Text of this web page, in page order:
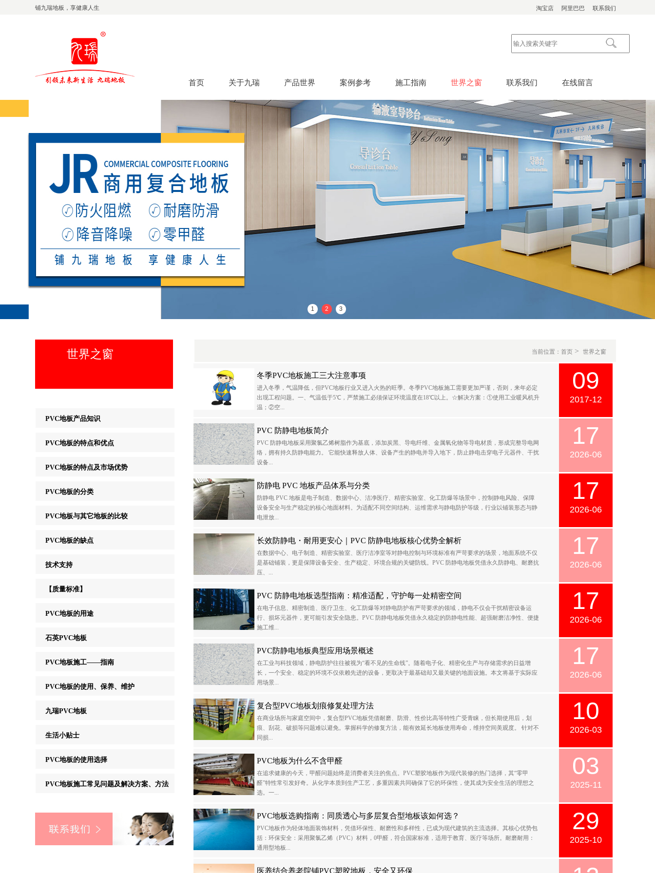
铺九瑞地板，享健康人生 淘宝店 阿里巴巴 联系我们
首页 关于九瑞 产品世界 案例参考 施工指南 世界之窗 联系我们 在线留言
1 2 3
世界之窗
PVC地板产品知识
PVC地板的特点和优点
PVC地板的特点及市场优势
PVC地板的分类
PVC地板与其它地板的比较
PVC地板的缺点
技术支持
【质量标准】
PVC地板的用途
石英PVC地板
PVC地板施工——指南
PVC地板的使用、保养、维护
九瑞PVC地板
生活小贴士
PVC地板的使用选择
PVC地板施工常见问题及解决方案、方法
世界之窗
当前位置： 首页 >
冬季PVC地板施工三大注意事项
进入冬季，气温降低，但PVC地板行业又进入火热的旺季。冬季PVC地板施工需要更加严谨，否则，来年必定
出现工程问题。一、气温低于5℃，严禁施工必须保证环境温度在18℃以上。☆解决方案：①使用工业暖风机升
温；②空...
09
2017-12
PVC 防静电地板简介
PVC 防静电地板采用聚氯乙烯树脂作为基底，添加炭黑、导电纤维、金属氧化物等导电材质，形成完整导电网
络，拥有持久防静电能力。 它能快速释放人体、设备产生的静电并导入地下，防止静电击穿电子元器件、干扰
设备...
17
2026-06
防静电 PVC 地板产品体系与分类
防静电 PVC 地板是电子制造、数据中心、洁净医疗、精密实验室、化工防爆等场景中，控制静电风险、保障
设备安全与生产稳定的核心地面材料。为适配不同空间结构、运维需求与静电防护等级，行业以铺装形态与静
电泄放...
17
2026-06
长效防静电・耐用更安心｜PVC 防静电地板核心优势全解析
在数据中心、电子制造、精密实验室、医疗洁净室等对静电控制与环境标准有严苛要求的场景，地面系统不仅
是基础铺装，更是保障设备安全、生产稳定、环境合规的关键防线。PVC 防静电地板凭借永久防静电、耐磨抗
压、...
17
2026-06
PVC 防静电地板选型指南：精准适配，守护每一处精密空间
在电子信息、精密制造、医疗卫生、化工防爆等对静电防护有严苛要求的领域，静电不仅会干扰精密设备运
行、损坏元器件，更可能引发安全隐患。PVC 防静电地板凭借永久稳定的防静电性能、超强耐磨洁净性、便捷
施工维...
17
2026-06
PVC防静电地板典型应用场景概述
在工业与科技领域，静电防护往往被视为“看不见的生命线”。随着电子化、精密化生产与存储需求的日益增
长，一个安全、稳定的环境不仅依赖先进的设备，更取决于最基础却又最关键的地面设施。本文将基于实际应
用场景...
17
2026-06
复合型PVC地板划痕修复处理方法
在商业场所与家庭空间中，复合型PVC地板凭借耐磨、防滑、性价比高等特性广受青睐，但长期使用后，划
痕、刮花、破损等问题难以避免。掌握科学的修复方法，能有效延长地板使用寿命，维持空间美观度。 针对不
同损...
10
2026-03
PVC地板为什么不含甲醛
在追求健康的今天，甲醛问题始终是消费者关注的焦点。PVC塑胶地板作为现代装修的热门选择，其“零甲
醛”特性常引发好奇。从化学本质到生产工艺，多重因素共同确保了它的环保性，使其成为安全生活的理想之
选。一...
03
2025-11
PVC地板选购指南：同质透心与多层复合型地板该如何选？
PVC地板作为轻体地面装饰材料，凭借环保性、耐磨性和多样性，已成为现代建筑的主流选择。其核心优势包
括：环保安全：采用聚氯乙烯（PVC）材料，0甲醛，符合国家标准，适用于教育、医疗等场所。耐磨耐用：
通用型地板...
29
2025-10
医养结合养老院铺PVC塑胶地板，安全又环保